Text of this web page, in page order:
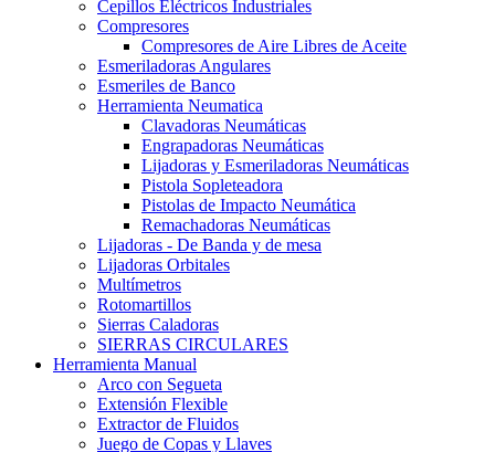
Cepillos Eléctricos Industriales
Compresores
Compresores de Aire Libres de Aceite
Esmeriladoras Angulares
Esmeriles de Banco
Herramienta Neumatica
Clavadoras Neumáticas
Engrapadoras Neumáticas
Lijadoras y Esmeriladoras Neumáticas
Pistola Sopleteadora
Pistolas de Impacto Neumática
Remachadoras Neumáticas
Lijadoras - De Banda y de mesa
Lijadoras Orbitales
Multímetros
Rotomartillos
Sierras Caladoras
SIERRAS CIRCULARES
Herramienta Manual
Arco con Segueta
Extensión Flexible
Extractor de Fluidos
Juego de Copas y Llaves